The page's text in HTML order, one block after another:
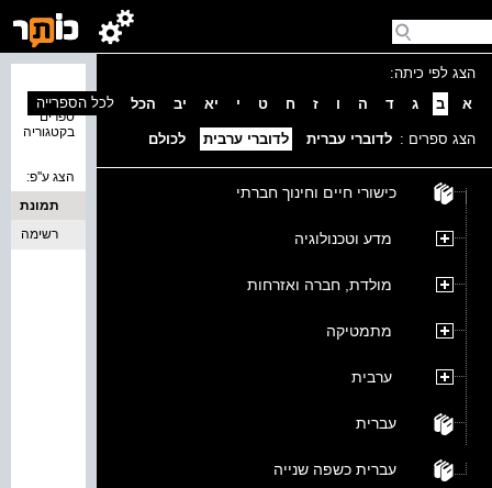
הצג לפי כיתה:
א
ב ג ד ה ו ז ח ט י יא יב הכל
הצג ספרים : לדוברי עברית לדוברי ערבית לכולם
כישורי חיים וחינוך חברתי
מדע וטכנולוגיה
מולדת, חברה ואזרחות
מתמטיקה
ערבית
עברית
עברית כשפה שנייה
ספרים
בקטגוריה
לכל הספרייה
הצג ע''פ:
תמונת
כריכה
רשימה